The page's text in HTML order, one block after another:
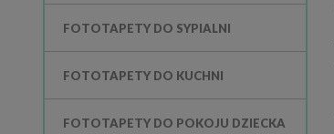
FOTOTAPETY DO SYPIALNI
FOTOTAPETY DO KUCHNI
FOTOTAPETY DO POKOJU DZIECKA